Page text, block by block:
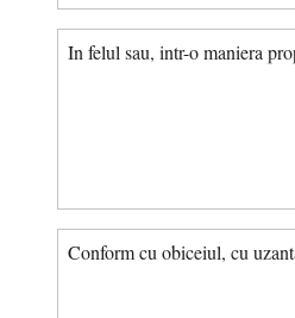
In felul sau, intr-o maniera
Conform cu obiceiul, cu